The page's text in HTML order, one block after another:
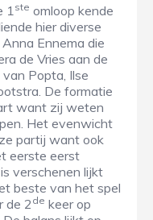
1ste omloop kende
hier diverse
Ennema die
de Vries aan de
Popta, Ilse
De formatie
want zij weten
Het evenwicht
partij want ook
eerste eerst
verschenen lijkt
beste van het spel
de 2 de keer op